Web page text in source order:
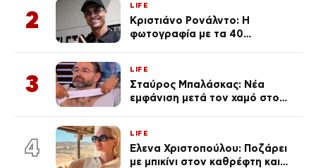
2
LIFE
Κριστιάνο Ρονάλντο: Η
φωτογραφία με τα 40
εκ. likes
3
LIFE
Σταύρος Μπαλάσκας: Νέα
εμφάνιση μετά τον χαμό στο
4
LIFE
Έλενα Χριστοπούλου: Ποζάρει
με μπικίνι στον καθρέφτη και